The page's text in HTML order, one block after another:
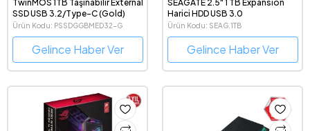
TwinMOS 1TB Taşınabilir External
SSD USB 3.2/Type-C (Gold)
Ürün Kodu: PSSDGGBMED32-G
Gelince Haber Ver
SEAGATE 2.5" 1 TB Expansion
Harici HDD USB 3.0
Ürün Kodu: SEAG.1TB
Gelince Haber Ver